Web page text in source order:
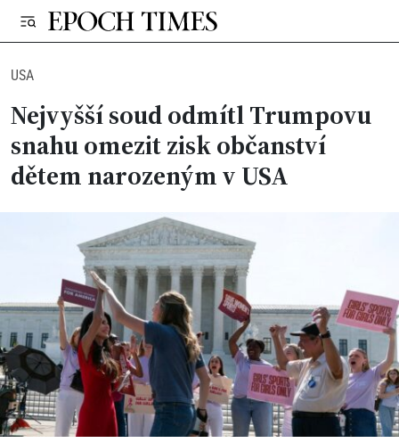
USA
Nejvyšší soud odmítl Trumpovu
snahu omezit zisk občanství
dětem narozeným v USA